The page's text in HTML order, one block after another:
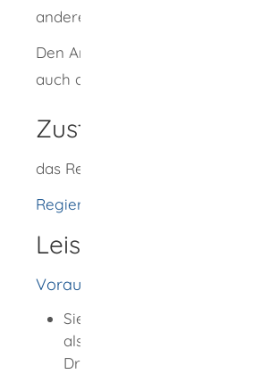
andere Regelungen.
Den Antrag für das Verfahren
auch aus dem Ausland stellen.
Zuständige Stelle
das Regierungspräsidium Stuttgart
Regierungspräsidium Stuttgart
Leistungsdetails
Voraussetzungen
Sie verfügen über eine
als Tierarzt oder Tierärztin
Drittstaat.